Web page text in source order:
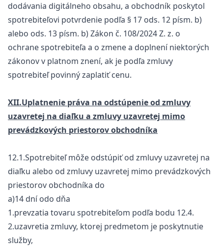
dodávania digitálneho obsahu, a obchodník poskytol
spotrebiteľovi potvrdenie podľa § 17 ods. 12 písm. b)
alebo ods. 13 písm. b) Zákon č. 108/2024 Z. z. o
ochrane spotrebiteľa a o zmene a doplnení niektorých
zákonov v platnom znení, ak je podľa zmluvy
spotrebiteľ povinný zaplatiť cenu.
XII.Uplatnenie práva na odstúpenie od zmluvy
uzavretej na diaľku a zmluvy uzavretej mimo
prevádzkových priestorov obchodníka
12.1.Spotrebiteľ môže odstúpiť od zmluvy uzavretej na
diaľku alebo od zmluvy uzavretej mimo prevádzkových
priestorov obchodníka do
a)14 dní odo dňa
1.prevzatia tovaru spotrebiteľom podľa bodu 12.4.
2.uzavretia zmluvy, ktorej predmetom je poskytnutie
služby,